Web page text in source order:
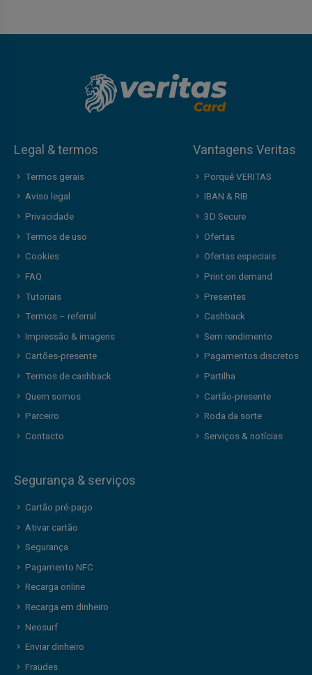
Legal & termos
Termos gerais
Aviso legal
Privacidade
Termos de uso
Cookies
FAQ
Tutoriais
Termos – referral
Impressão & imagens
Cartões-presente
Termos de cashback
Quem somos
Parceiro
Contacto
Vantagens Veritas
Porquê VERITAS
IBAN & RIB
3D Secure
Ofertas
Ofertas especiais
Print on demand
Presentes
Cashback
Sem rendimento
Pagamentos discretos
Partilha
Cartão-presente
Roda da sorte
Serviços & notícias
Segurança & serviços
Cartão pré-pago
Ativar cartão
Segurança
Pagamento NFC
Recarga online
Recarga em dinheiro
Neosurf
Enviar dinheiro
Fraudes